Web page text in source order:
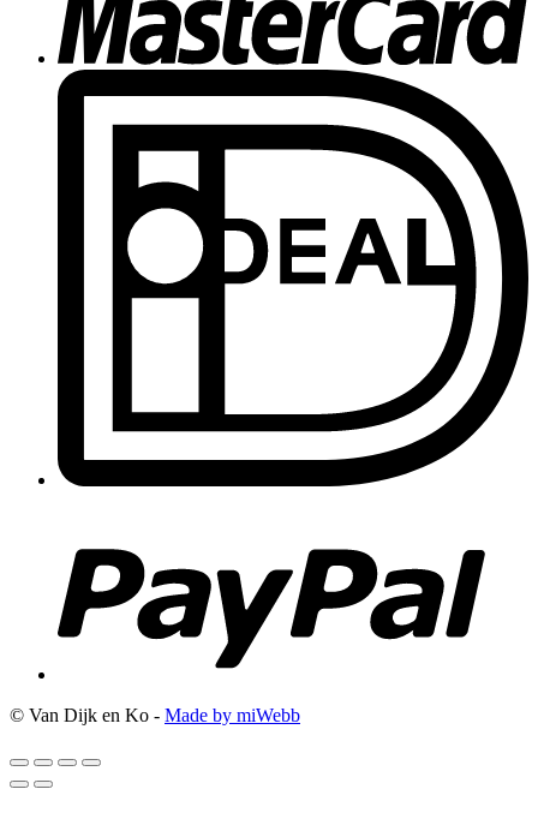
© Van Dijk en Ko - Made by miWebb